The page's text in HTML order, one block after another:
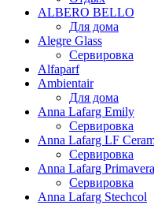
ALBERO BELLO
Для дома
Alegre Glass
Сервировка
Alfaparf
Ambientair
Для дома
Anna Lafarg Emily
Сервировка
Anna Lafarg LF
Сервировка
Anna Lafarg Primavera
Сервировка
Anna Lafarg Stechcol